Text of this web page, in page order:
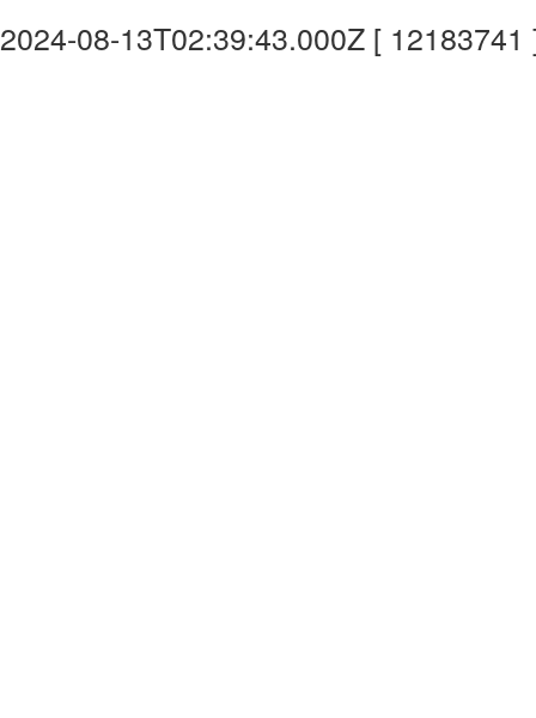
2024-08-13T02:39:43.000Z [ 12183741